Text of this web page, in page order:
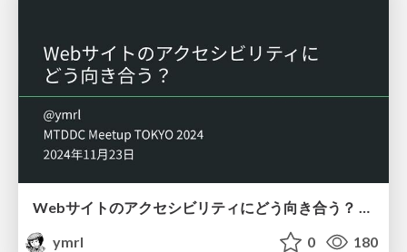
Webサイトのアクセシビリティにどう向き合う？ / How Should We Approach Web Accessibility?
ymrl
0 180